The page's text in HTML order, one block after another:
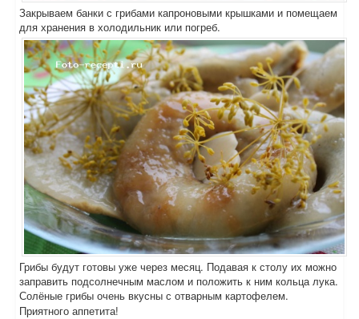
Закрываем банки с грибами капроновыми крышками и помещаем
для хранения в холодильник или погреб.
Грибы будут готовы уже через месяц. Подавая к столу их можно
заправить подсолнечным маслом и положить к ним кольца лука.
Солёные грибы очень вкусны с отварным картофелем.
Приятного аппетита!